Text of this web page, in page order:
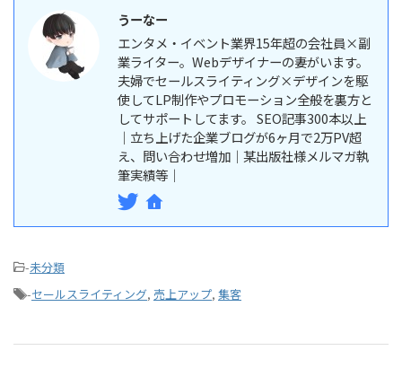
うーなー
エンタメ・イベント業界15年超の会社員×副
業ライター。Webデザイナーの妻がいます。
夫婦でセールスライティング×デザインを駆
使してLP制作やプロモーション全般を裏方と
してサポートしてます。 SEO記事300本以上
｜立ち上げた企業ブログが6ヶ月で2万PV超
え、問い合わせ増加｜某出版社様メルマガ執
筆実績等｜
-未分類
-セールスライティング, 売上アップ, 集客